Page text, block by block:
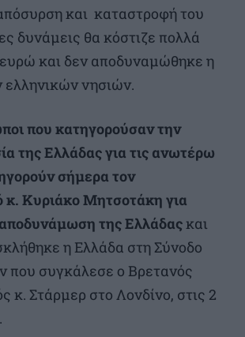
και καταστροφή του
δυνάμεις θα κόστιζε πολλά
και δεν αποδυναμώθηκε η
νησιών.
που κατηγορούσαν την
της Ελλάδας για τις ανωτέρω
σήμερα τον
Κυριάκο Μητσοτάκη για
της Ελλάδαςκαι
η Ελλάδα στη Σύνοδο
που συγκάλεσε ο Βρετανός
κ. Στάρμερ στο Λονδίνο, στις 2